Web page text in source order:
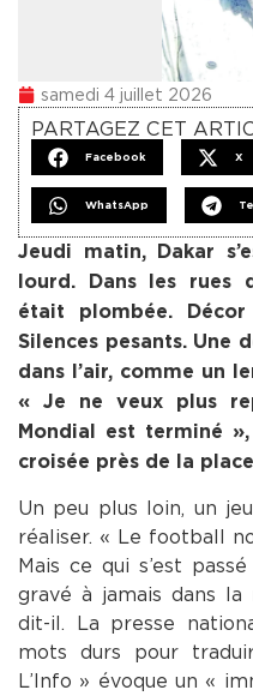
samedi 4 juillet 2026
PARTAGEZ CET
Facebook X
WhatsApp
Jeudi matin, Dakar
lourd. Dans les rues
était plombée. Décor
Silences pesants.
dans l’air, comme un
« Je ne veux plus
Mondial est terminé
croisée près de la
Un peu plus loin, un
réaliser. « Le football
Mais ce qui s’est
gravé à jamais dans la
dit-il. La presse
mots durs pour
L’Info » évoque un «